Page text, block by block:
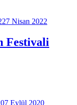
7 Nisan 2022
Festivali
7 Eylül 2020